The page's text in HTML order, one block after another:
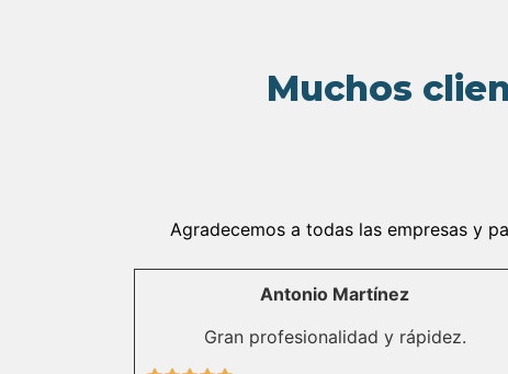
Muchos
Agradecemos a todas las empresas y
Antonio Martínez
Gran profesionalidad y rápidez.